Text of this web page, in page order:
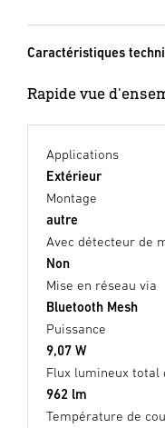
Caractéristiques
Rapide vue
Applications
Extérieur
Montage
autre
Avec détecteur de
Non
Mise en réseau via
Bluetooth Mesh
Puissance
9,07 W
Flux lumineux total
962 lm
Température de